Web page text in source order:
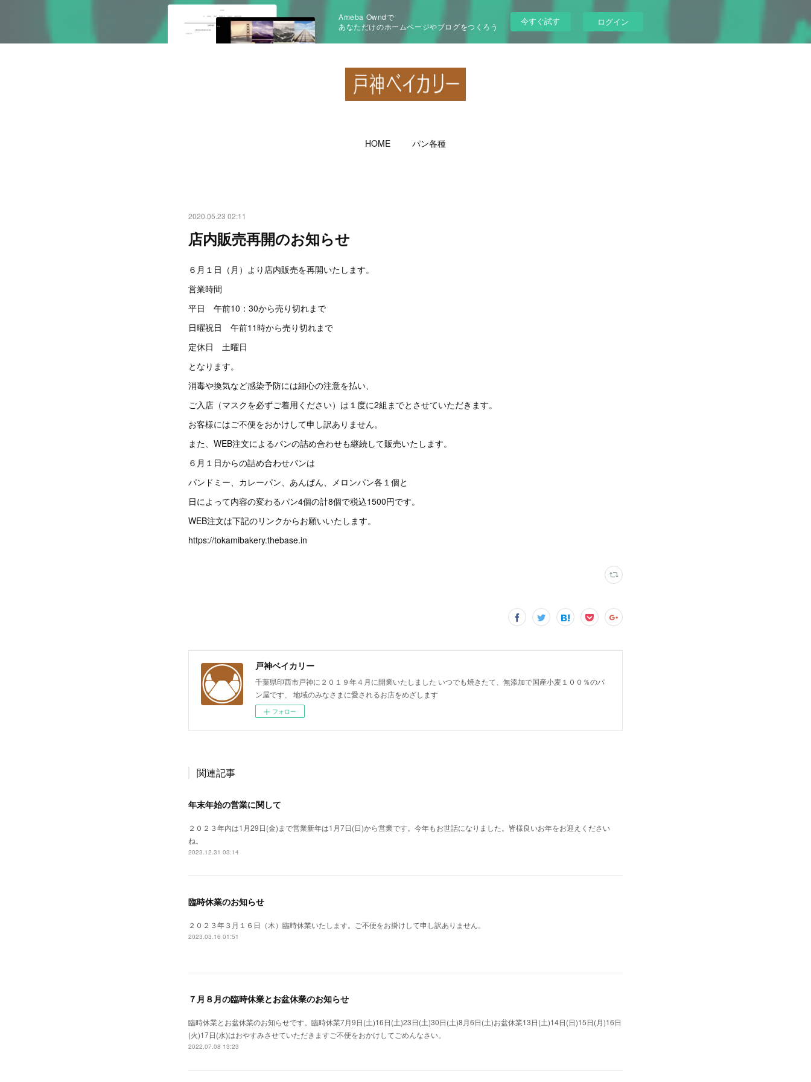
Ameba Owndで
あなただけのホームページやブログをつくろう
今すぐ試す ログイン
HOME パン各種
2020.05.23 02:11
店内販売再開のお知らせ
６月１日（月）より店内販売を再開いたします。
営業時間
平日 午前10：30から売り切れまで
日曜祝日 午前11時から売り切れまで
定休日 土曜日
となります。
消毒や換気など感染予防には細心の注意を払い、
ご入店（マスクを必ずご着用ください）は１度に2組までとさせていただきます。
お客様にはご不便をおかけして申し訳ありません。
また、WEB注文によるパンの詰め合わせも継続して販売いたします。
６月１日からの詰め合わせパンは
パンドミー、カレーパン、あんぱん、メロンパン各１個と
日によって内容の変わるパン4個の計8個で税込1500円です。
WEB注文は下記のリンクからお願いいたします。
https://tokamibakery.thebase.in
戸神ベイカリー
千葉県印西市戸神に２０１９年４月に開業いたしました いつでも焼きたて、無添加で国産小麦１００％のパ
ン屋です、 地域のみなさまに愛されるお店をめざします
フォロー
関連記事
年末年始の営業に関して
２０２３年内は1月29日(金)まで営業新年は1月7日(日)から営業です。今年もお世話になりました。皆様良いお年をお迎えください
ね。
2023.12.31 03:14
臨時休業のお知らせ
２０２３年３月１６日（木）臨時休業いたします。ご不便をお掛けして申し訳ありません。
2023.03.16 01:51
７月８月の臨時休業とお盆休業のお知らせ
臨時休業とお盆休業のお知らせです。臨時休業7月9日(土)16日(土)23日(土)30日(土)8月6日(土)お盆休業13日(土)14日(日)15日(月)16日
(火)17日(水)はおやすみさせていただきますご不便をおかけしてごめんなさい。
2022.07.08 13:23